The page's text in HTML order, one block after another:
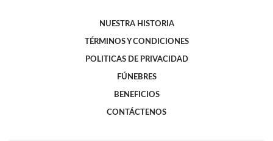
NUESTRA HISTORIA
TÉRMINOS Y CONDICIONES
POLITICAS DE PRIVACIDAD
FÚNEBRES
BENEFICIOS
CONTÁCTENOS